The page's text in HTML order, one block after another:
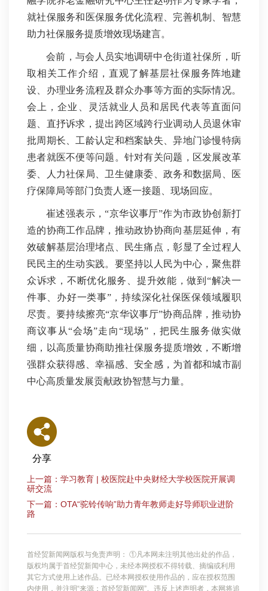
就社保服务和医保服务优化流程、完善机制、智慧
助力社保服务提质增效现场建言。
会前，与会人员实地调研中仓街道社保所，听
取相关工作介绍，直观了解基层社保服务阵地建
设、办理业务流程及群众办事等方面的实际情况。
会上，企业、灵活就业人员和居民代表等直面问
题、直抒诉求，提出跨区域跨行业调动人员退休审
批周期长、工龄认定和档案缺失、异地门诊慢特病
患者就医不便等问题。针对有关问题，区发展改革
委、人力社保局、卫生健康委、政务和数据局、医
疗保障局等部门负责人逐一接题、现场回应。
崔述强表示，“京华议事厅”作为市政协创新打
造的协商工作品牌，推动政协协商向基层延伸，有
效破解基层治理堵点、民生痛点，彰显了全过程人
民民主的生动实践。要坚持以人民为中心，聚焦群
众诉求，不断优化服务、提升效能，做到“解决一
件事、办好一类事”，持续深化社保医保领域履职
尽责。要持续擦亮“京华议事厅”协商品牌，推动协
商议事从“会场”走向“现场”，把民生服务做实做
细，以高质量协商助推社保服务提质增效，不断增
强群众获得感、幸福感、安全感，为首都和城市副
中心高质量发展贡献政协智慧与力量。
分享
上一篇：学习教育 | 校医院赴中央财经大学校医院开展调
研交流
下一篇：OTA“驼铃传响”助力青年教师走好导师职业进阶
路
首经贸新闻网版权与免责声明： ①凡本网未注明其他出处的作品，
版权均属于首经贸新闻中心，未经本网授权不得转载、摘编或利用
其它方式使用上述作品。已经本网授权使用作品的，应在授权范围
内使用，并注明“来源：首经贸新闻网”。违反上述声明者，本网将追